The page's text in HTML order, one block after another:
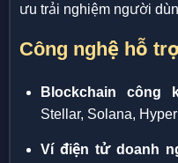
ưu trải nghiệm người
Công nghệ hỗ
Blockchain công
Stellar, Solana,
Ví điện tử doanh